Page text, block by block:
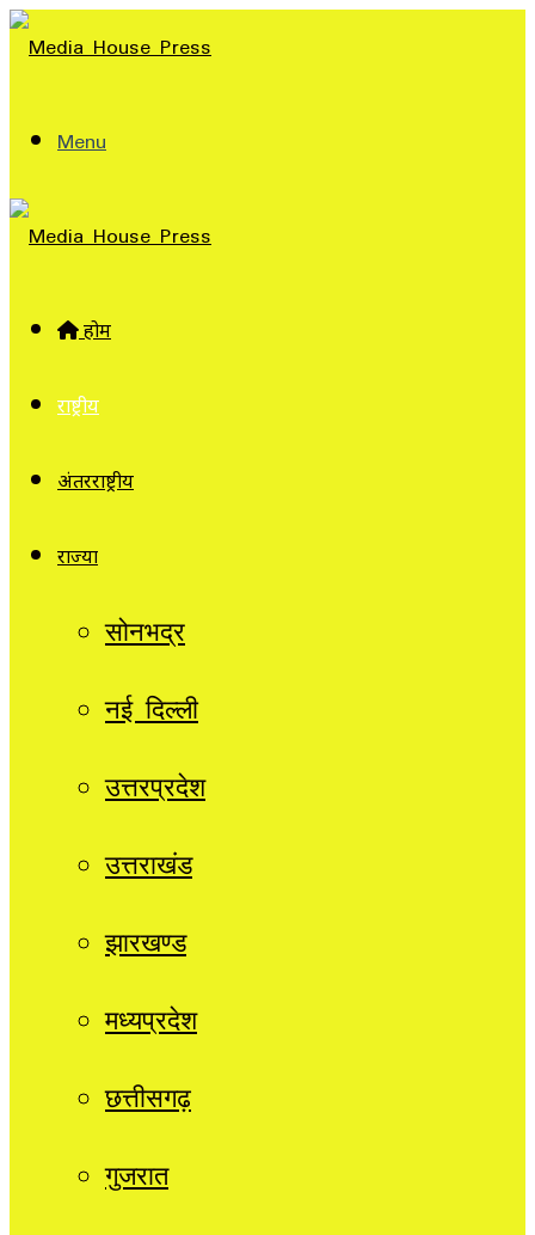
Menu
होम
राष्ट्रीय
अंतरराष्ट्रीय
राज्यों
सोनभद्र
नई दिल्ली
उत्तरप्रदेश
उत्तराखंड
झारखण्ड
मध्यप्रदेश
छत्तीसगढ़
गुजरात